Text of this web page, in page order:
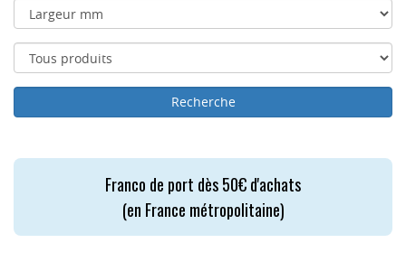
Franco de port dès 50€ d'achats
(en France métropolitaine)